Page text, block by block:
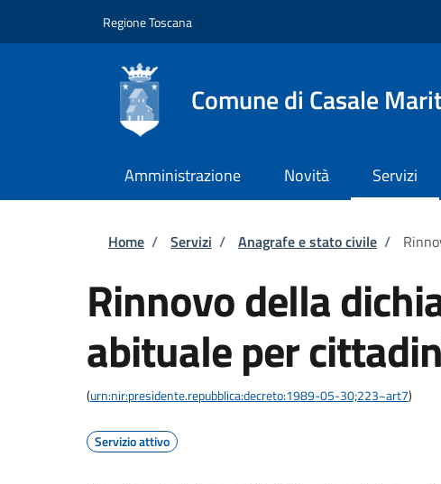
Regione Toscana
Comune di Casale
Amministrazione Novità Servizi
Briciole di pane
Home / Servizi / Anagrafe e stato civile /
Rinnovo della
abituale per
(urn:nir:presidente.repubblica:decreto:1989-05-30;223~art7)
Servizio attivo